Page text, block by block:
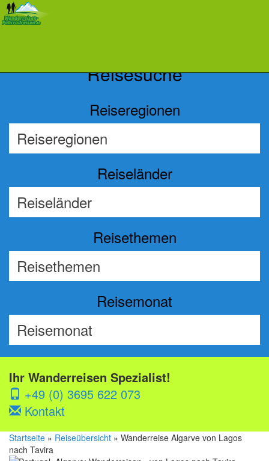
Reisesuche
Reiseregionen
Reiseländer
Reisethemen
Reisemonat
Ihr Wanderreisen Spezialist!
+49 (0) 3695 622 073
Kontakt
Startseite » Reiseübersicht » Wanderreise Algarve von Lagos
nach Tavira